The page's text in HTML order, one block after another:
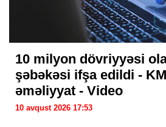
10 milyon dövriyyəsi
şəbəkəsi ifşa edildi -
əməliyyat - Video
10 avqust 2026 17:53